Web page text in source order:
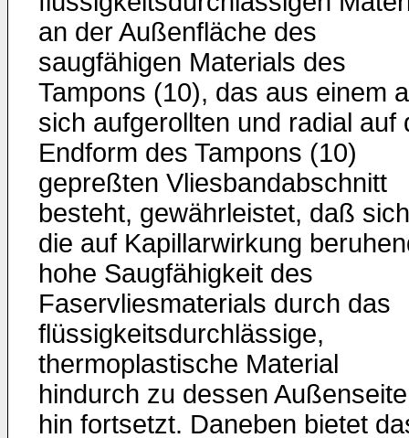
an der Außenfläche des
saugfähigen Materials des
Tampons (10), das aus einem
sich aufgerollten und radial auf
Endform des Tampons (10)
gepreßten Vliesbandabschnitt
besteht, gewährleistet, daß sich
die auf Kapillarwirkung
hohe Saugfähigkeit des
Faservliesmaterials durch das
flüssigkeitsdurchlässige,
thermoplastische Material
hindurch zu dessen Außenseite
hin fortsetzt. Daneben bietet